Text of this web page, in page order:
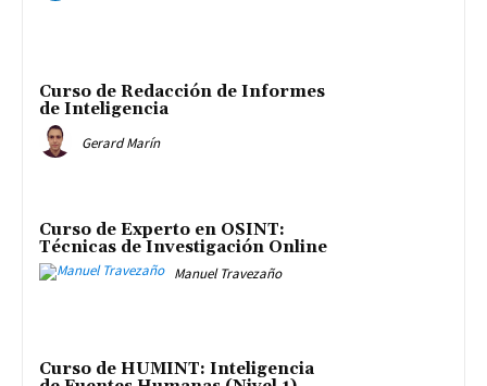
Curso de Redacción de Informes
de Inteligencia
Gerard Marín
Curso de Experto en OSINT:
Técnicas de Investigación Online
Manuel Travezaño
Curso de HUMINT: Inteligencia